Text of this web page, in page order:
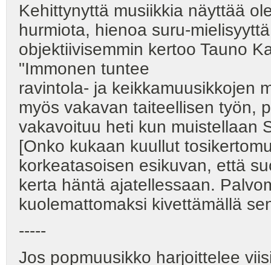
Kehittynyttä musiikkia näyttää
hurmiota, hienoa suru-
objektiivisemmin kertoo Tauno
"Immonen tuntee
ravintola- ja keikkamuusikkojen
myös vakavan taiteellisen työn,
vakavoituu heti kun muistellaan
[Onko kukaan kuullut
korkeatasoisen esikuvan, että
kerta häntä ajatellessaan.
kuolemattomaksi kivettämällä
-----
Jos popmuusikko harjoittelee